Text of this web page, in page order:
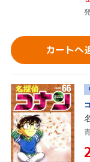
カートへ